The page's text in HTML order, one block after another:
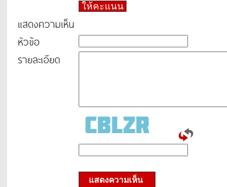
ให้คะแนน
แสดงความเห็น
หัวข้อ
รายละเอียด
แสดงความเห็น